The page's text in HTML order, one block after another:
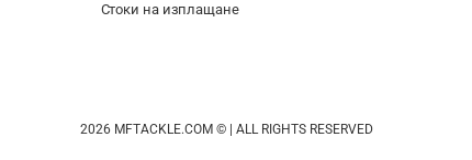
Стоки на изплащане
2026 MFTACKLE.COM © | ALL RIGHTS RESERVED